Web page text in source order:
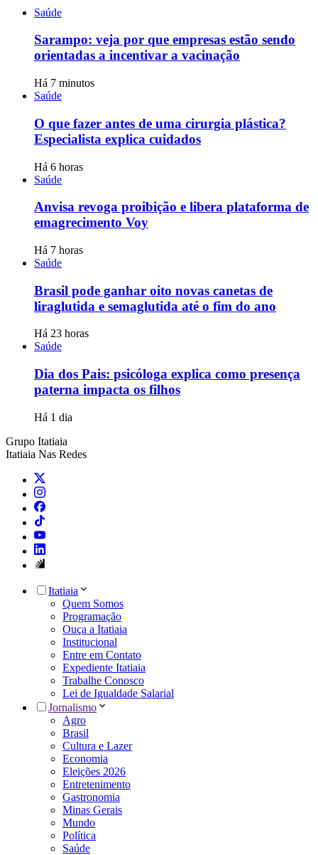
Saúde
Sarampo: veja por que empresas estão sendo
orientadas a incentivar a vacinação
Há 7 minutos
Saúde
O que fazer antes de uma cirurgia plástica?
Especialista explica cuidados
Há 6 horas
Saúde
Anvisa revoga proibição e libera plataforma de
emagrecimento Voy
Há 7 horas
Saúde
Brasil pode ganhar oito novas canetas de
liraglutida e semaglutida até o fim do ano
Há 23 horas
Saúde
Dia dos Pais: psicóloga explica como presença
paterna impacta os filhos
Há 1 dia
Grupo Itatiaia
Itatiaia Nas Redes
Itatiaia
Quem Somos
Programação
Ouça a Itatiaia
Institucional
Entre em Contato
Expediente Itatiaia
Trabalhe Conosco
Lei de Igualdade Salarial
Jornalismo
Agro
Brasil
Cultura e Lazer
Economia
Eleições 2026
Entretenimento
Gastronomia
Minas Gerais
Mundo
Política
Saúde